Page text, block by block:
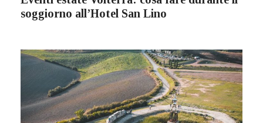
soggiorno all’Hotel San Lino